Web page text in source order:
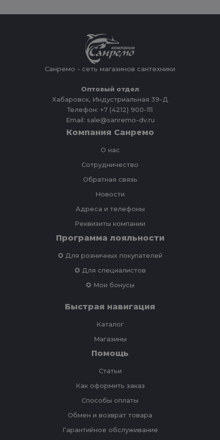
Санремо - сеть магазинов сантехники
Оптовый отдел
Хабаровск, Индустриальная 39-Д
Телефон: +7 (4212) 900-111
Email: sale@sanremo-dv.ru
Компания Санремо
О нас
Сотрудничество
Обратная связь
Новости
Адреса и телефоны
Реквизиты компании
Программа лояльности
✪ Для розничных покупателей
✪ Для специалистов
✪ Мои бонусы
Быстрая навигация
Каталог
Магазины
Помощь
Статьи
Как оформить заказ
Способы оплаты
Обмен и возврат товара
Гарантийное обслуживание